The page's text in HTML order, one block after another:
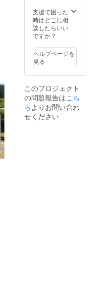
支援で困った
時はどこに相
談したらいい
ですか？
ヘルプページを
見る
このプロジェクト
の問題報告はこち
らよりお問い合わ
せください